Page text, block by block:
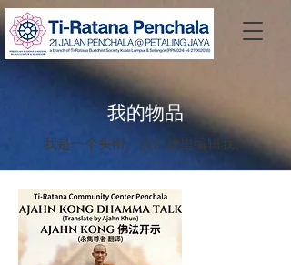
我的物品
我是一个头衔。​点击这里编辑我。